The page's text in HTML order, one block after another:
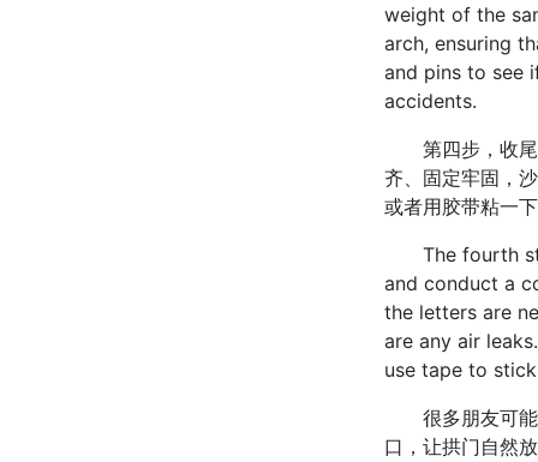
weight of the
arch, ensuring
and pins to see
accidents.
第四步，收尾
齐、固定牢固，
或者用胶带粘一
The fourth
and conduct a
the letters are
are any air
use tape to
很多朋友可能
口，让拱门自然